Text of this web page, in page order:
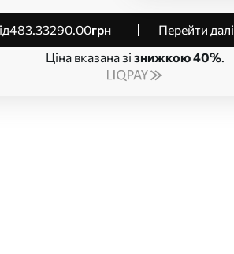
від483.33290.00грн
Перейти далі
Ціна вказана зі знижкою 40%.